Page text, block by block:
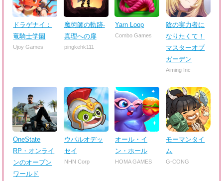
ドラゲナイ：
竜騎士学園
Ujoy Games
魔術師の軌跡-
真理への扉
pingkehk111
Yarn Loop
Combo Games
陰の実力者に
なりたくて！
マスターオブ
ガーデン
Aiming Inc
OneState
RP・オンライ
ンのオープン
ワールド
ウパルオデッ
セイ
NHN Corp
オール・イ
ン・ホール
HOMA GAMES
モーマンタイ
ム
G-CONG